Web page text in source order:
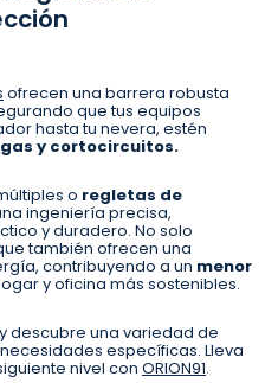
ofrecen una barrera robusta
que tus equipos
hasta tu nevera, estén
y cortocircuitos.
o regletas de
ingeniería precisa,
y duradero. No solo
también ofrecen una
contribuyendo a un menor
y oficina más sostenibles.
y descubre una variedad de
específicas. Lleva
nivel con ORION91.